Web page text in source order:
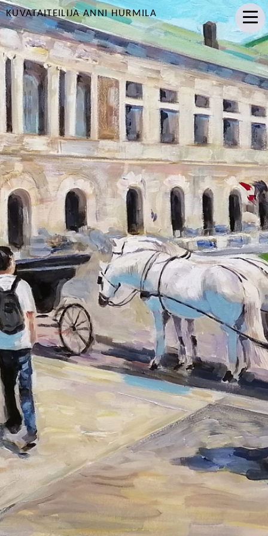
KUVATAITEILIJA ANNI HURMILA